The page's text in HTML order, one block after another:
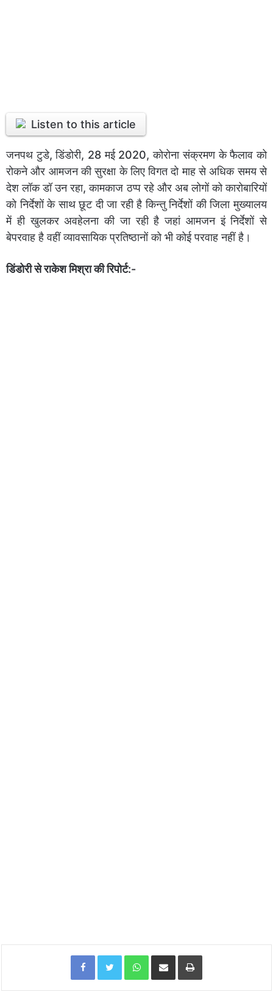
Listen to this article
जनपथ टुडे, डिंडोरी, 28 मई 2020, कोरोना संक्रमण के फैलाव को
रोकने और आमजन की सुरक्षा के लिए विगत दो माह से अधिक समय से
देश लॉक डॉ उन रहा, कामकाज ठप्प रहे और अब लोगों को कारोबारियों
को निर्देशों के साथ छूट दी जा रही है किन्तु निर्देशों की जिला मुख्यालय
में ही खुलकर अवहेलना की जा रही है जहां आमजन इं निर्देशों से
बेपरवाह है वहीं व्यावसायिक प्रतिष्ठानों को भी कोई परवाह नहीं है।
डिंडोरी से राकेश मिश्रा की रिपोर्ट:-
Facebook Twitter WhatsApp